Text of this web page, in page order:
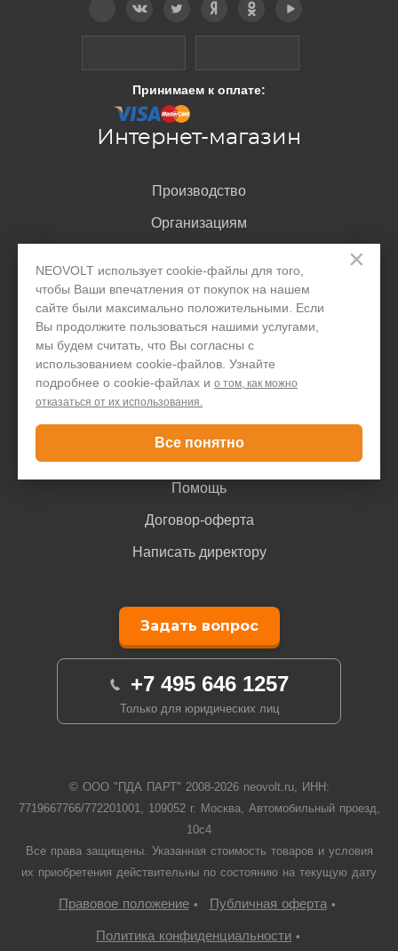
×
NEOVOLT использует cookie-файлы для того,
чтобы Ваши впечатления от покупок на нашем
сайте были максимально положительными. Если
Вы продолжите пользоваться нашими услугами,
мы будем считать, что Вы согласны с
использованием cookie-файлов. Узнайте
подробнее о cookie-файлах и о том, как можно
отказаться от их использования.
Все понятно
Принимаем к оплате:
Интернет-магазин
Производство
Организациям
Блог
Покупателю
Доставка и оплата
Помощь
Договор-оферта
Написать директору
Задать вопрос
+7 495 646 1257
Только для юридических лиц
© ООО "ПДА ПАРТ" 2008-2026neovolt.ru, ИНН:
7719667766/772201001, 109052 г. Москва, Автомобильный проезд,
10с4
Все права защищены. Указанная стоимость товаров и условия
их приобретения действительны по состоянию на текущую дату
Правовое положение• Публичная оферта•
Политика конфиденциальности •